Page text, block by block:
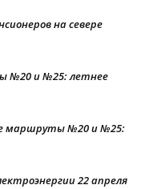
на севере
№20 и №25: летнее
маршруты №20 и №25:
22 апреля